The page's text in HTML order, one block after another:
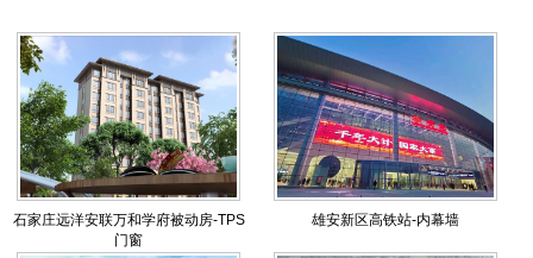
石家庄远洋安联万和学府被动房-TPS
门窗
雄安新区高铁站-内幕墙